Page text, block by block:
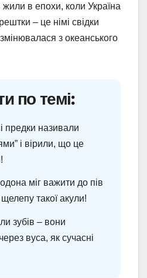
жили в епохи, коли Україна
– це німі свідки
з океанського
по темі:
предки називали
і вірили, що це
міг важити до пів
такої акули!
зубів – вони
вуса, як сучасні